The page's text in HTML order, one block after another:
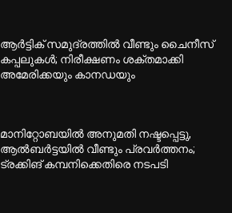
ആർട്ടിക് സമുദ്രത്തിൽ വീണ്ടും ചൈനീസ്
കപ്പലുകൾ; നിരീക്ഷണം ശക്തമാക്കി
അമേരിക്കയും കാനഡയും
മാനിറ്റോബയിൽ അനുമതി നഷ്ടപ്പെട്ടു,
ആൽബർട്ടയിൽ വീണ്ടും പ്രവർത്തനം;
ട്രക്കിങ് കമ്പനിക്കെതിരെ നടപടി